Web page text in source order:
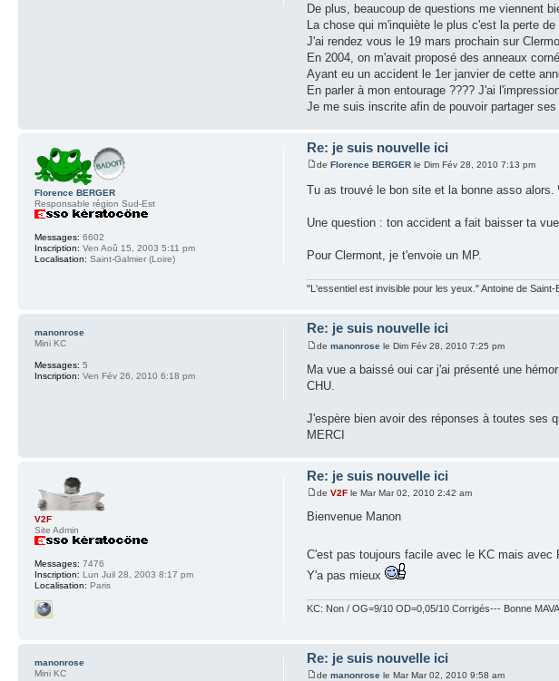
De plus, beaucoup de questions me viennent
La chose qui m'inquiète le plus c'est la perte
J'ai rendez vous le 19 mars prochain sur
En 2004, on m'avait proposé des anneaux
Ayant eu un accident le 1er janvier de cette
En parler à mon entourage ???? J'ai
Je me suis inscrite afin de pouvoir partager
Re: je suis nouvelle ici
deFlorence BERGER le Dim Fév 28, 2010 7:13 pm
Tu as trouvé le bon site et la bonne asso alors.
Une question : ton accident a fait baisser ta
Pour Clermont, je t'envoie un MP.
"L'essentiel est invisible pour les yeux." Antoine de Saint-
Florence BERGER
Responsable région Sud-Est
Messages: 6602
Inscription: Ven Aoû 15, 2003 5:11 pm
Localisation: Saint-Galmier (Loire)
Re: je suis nouvelle ici
demanonrose le Dim Fév 28, 2010 7:25 pm
Ma vue a baissé oui car j'ai présenté une
CHU.
J'espère bien avoir des réponses à toutes ses
MERCI
manonrose
Mini KC
Messages: 5
Inscription: Ven Fév 26, 2010 6:18 pm
Re: je suis nouvelle ici
deV2F le Mar Mar 02, 2010 2:42 am
Bienvenue Manon
C'est pas toujours facile avec le KC mais avec
Y'a pas mieux
KC: Non / OG=9/10 OD=0,05/10 Corrigés--- Bonne
V2F
Site Admin
Messages: 7476
Inscription: Lun Juil 28, 2003 8:17 pm
Localisation: Paris
Re: je suis nouvelle ici
demanonrose le Mar Mar 02, 2010 9:58 am
manonrose
Mini KC